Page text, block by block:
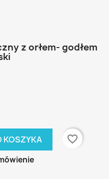
z orłem- godłem
KOSZYKA
favorite_border